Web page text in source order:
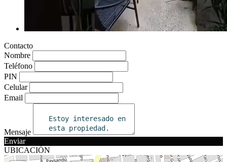
Contacto
Nombre
Teléfono
PIN
Celular
Email
Mensaje
Enviar
UBICACIÓN